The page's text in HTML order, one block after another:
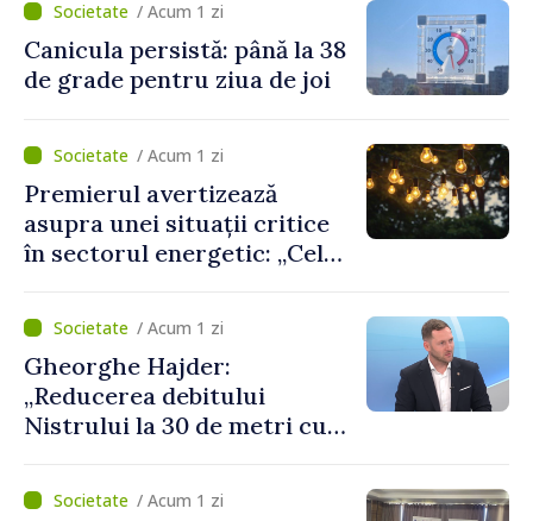
ambulanța/ Acum 1 zi
Canicula persistă: până la 38
de grade pentru ziua de joi
/ Acum 1 zi
Premierul avertizează
asupra unei situații critice
în sectorul energetic: „Cel
putea cumpăra nici curent
de avarie”/ Acum 1 zi
Gheorghe Hajder:
„Reducerea debitului
Nistrului la 30 de metri cubi
„catastrofă naturală”
/ Acum 1 zi